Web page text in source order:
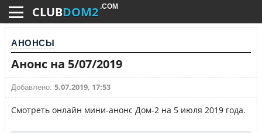
CLUBDOM2 .COM
АНОНСЫ
Анонс на 5/07/2019
Добавлено: 5.07.2019, 17:53
Смотреть онлайн мини-анонс Дом-2 на 5 июля 2019 года.